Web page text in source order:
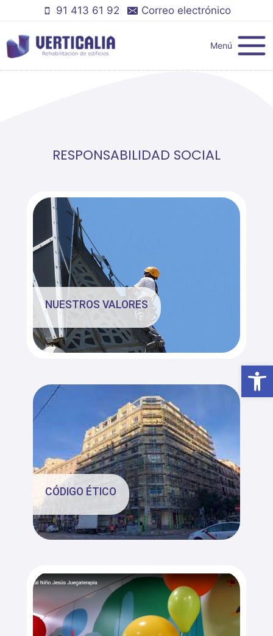
Abrir
contenido
91 413 61 92 Correo electrónico
Menú
RESPONSABILIDAD SOCIAL
NUESTROS VALORES
CÓDIGO ÉTICO